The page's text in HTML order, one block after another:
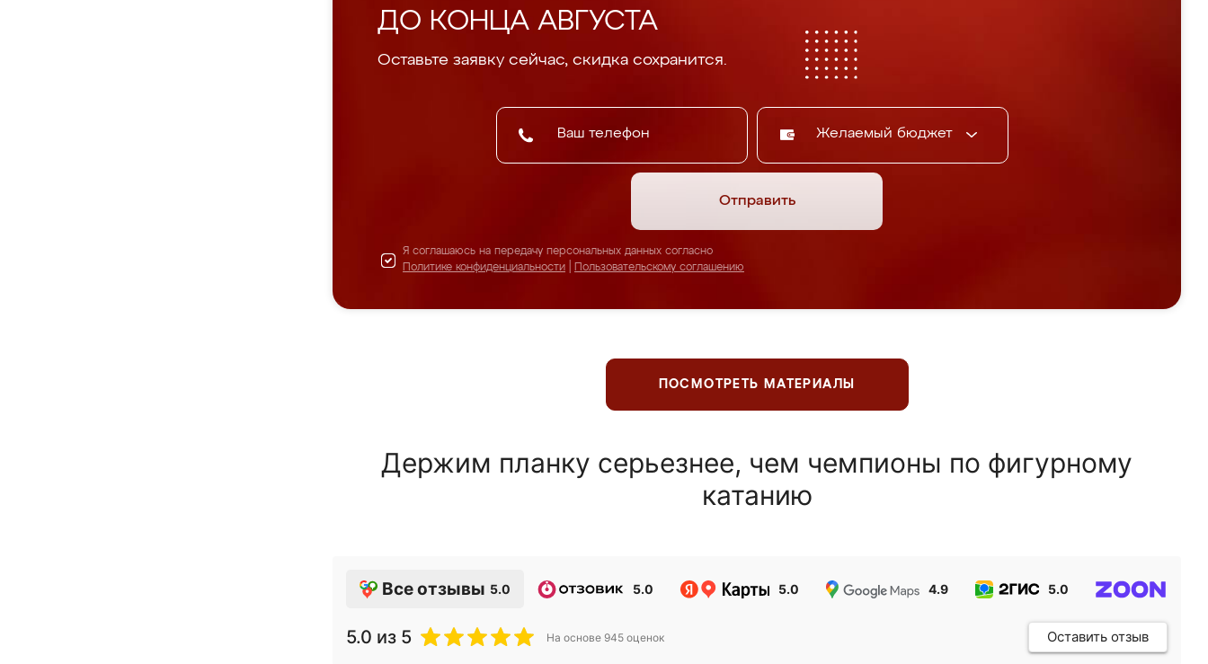
ДО КОНЦА АВГУСТА
Оставьте заявку сейчас, скидка сохранится.
Желаемый бюджет
Отправить
Я соглашаюсь на передачу персональных данных согласно
Политике конфиденциальности
Пользовательскому соглашению
ПОСМОТРЕТЬ МАТЕРИАЛЫ
Держим планку серьезнее, чем чемпионы по фигурному
катанию
Все отзывы 5.0 5.0 5.0 4.9 5.0
5.0 из 5 На основе 945 оценок Оставить отзыв